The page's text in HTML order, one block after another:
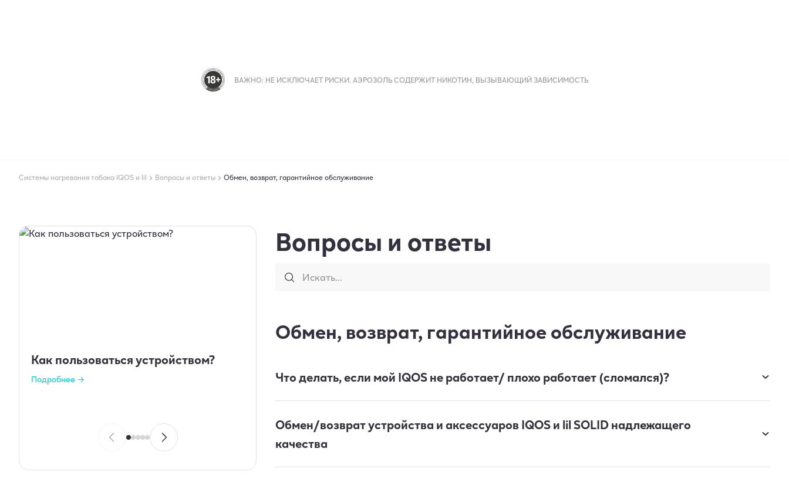
Системы нагревания табака IQOS и lil Вопросы и ответы Обмен, возврат, гарантийное обслуживание
Как пользоваться устройством?
Подробнее → Подробнее →
устройств
Подробнее →
Вопросы и ответы
Искать...
Обмен, возврат, гарантийное обслуживание
Что делать, если мой IQOS не работает/ плохо работает (сломался)?
Обмен/возврат устройства и аксессуаров IQOS и lil SOLID надлежащего
качества
ВАЖНО: НЕ ИСКЛЮЧАЕТ РИСКИ. АЭРОЗОЛЬ СОДЕРЖИТ НИКОТИН, ВЫЗЫВАЮЩИЙ ЗАВИСИМОСТЬ